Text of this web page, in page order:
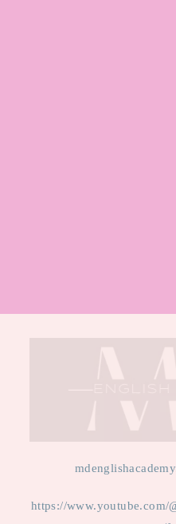
https://www.youtube.com/